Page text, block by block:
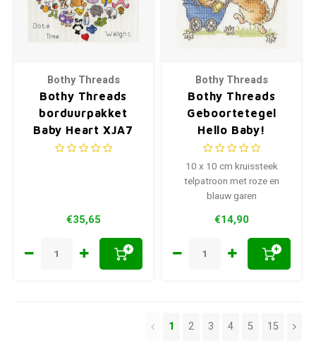
Bothy Threads
Bothy Threads
borduurpakket
Baby Heart XJA7
€35,65
+
Bothy Threads
Bothy Threads
Geboortetegel
Hello Baby!
10 x 10 cm kruissteek
telpatroon met roze en
blauw garen
€14,90
+
1 2 3 4 5 15